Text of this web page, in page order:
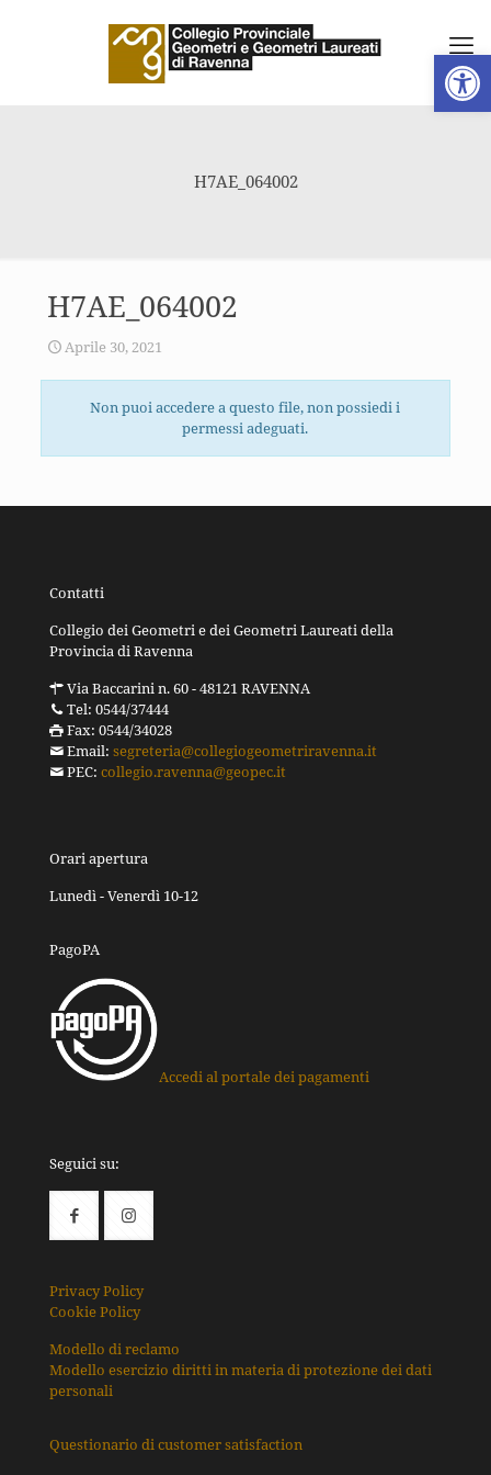
Apri
H7AE_064002
H7AE_064002
Aprile 30, 2021
Non puoi accedere a questo file, non possiedi i
permessi adeguati.
Contatti
Collegio dei Geometri e dei Geometri Laureati della
Provincia di Ravenna
Via Baccarini n. 60 - 48121 RAVENNA
Tel: 0544/37444
Fax: 0544/34028
Email: segreteria@collegiogeometriravenna.it
PEC: collegio.ravenna@geopec.it
Orari apertura
Lunedì - Venerdì 10-12
PagoPA
Accedi al portale dei pagamenti
Seguici su:
Privacy Policy
Cookie Policy
Modello di reclamo
Modello esercizio diritti in materia di protezione dei dati
personali
Questionario di customer satisfaction